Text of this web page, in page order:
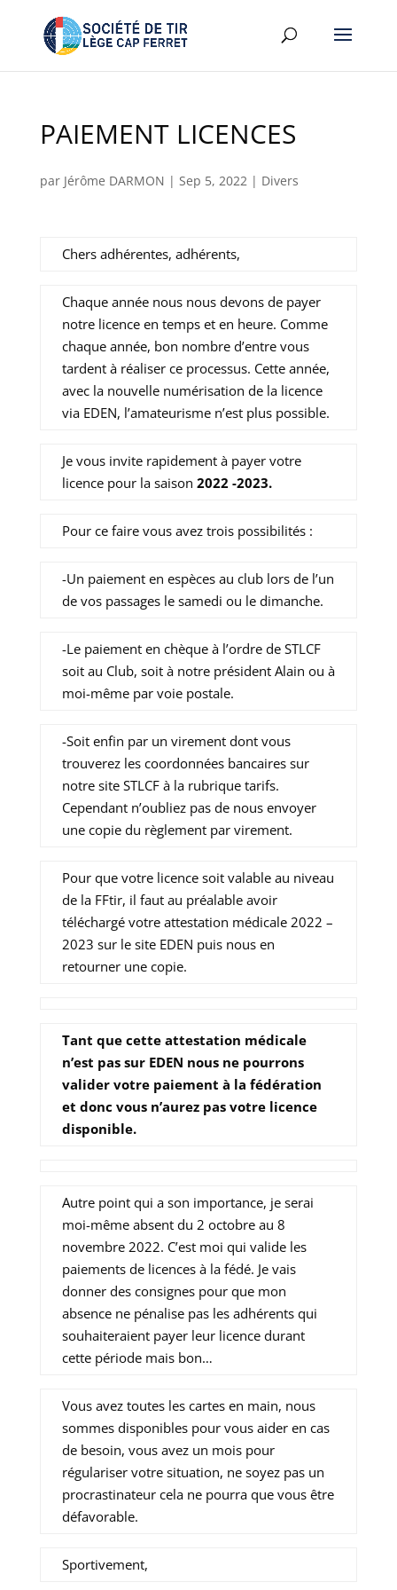
PAIEMENT LICENCES
par Jérôme DARMON | Sep 5, 2022| Divers
Chers adhérentes, adhérents,
Chaque année nous nous devons de payer
notre licence en temps et en heure. Comme
chaque année, bon nombre d’entre vous
tardent à réaliser ce processus. Cette année,
avec la nouvelle numérisation de la licence
via EDEN, l’amateurisme n’est plus possible.
Je vous invite rapidement à payer votre
licence pour la saison 2022 -2023.
Pour ce faire vous avez trois possibilités :
-Un paiement en espèces au club lors de l’un
de vos passages le samedi ou le dimanche.
-Le paiement en chèque à l’ordre de STLCF
soit au Club, soit à notre président Alain ou à
moi-même par voie postale.
-Soit enfin par un virement dont vous
trouverez les coordonnées bancaires sur
notre site STLCF à la rubrique tarifs.
Cependant n’oubliez pas de nous envoyer
une copie du règlement par virement.
Pour que votre licence soit valable au niveau
de la FFtir, il faut au préalable avoir
téléchargé votre attestation médicale 2022 –
2023 sur le site EDEN puis nous en
retourner une copie.
Tant que cette attestation médicale
n’est pas sur EDEN nous ne pourrons
valider votre paiement à la fédération
et donc vous n’aurez pas votre licence
disponible.
Autre point qui a son importance, je serai
moi-même absent du 2 octobre au 8
novembre 2022. C’est moi qui valide les
paiements de licences à la fédé. Je vais
donner des consignes pour que mon
absence ne pénalise pas les adhérents qui
souhaiteraient payer leur licence durant
cette période mais bon…
Vous avez toutes les cartes en main, nous
sommes disponibles pour vous aider en cas
de besoin, vous avez un mois pour
régulariser votre situation, ne soyez pas un
procrastinateur cela ne pourra que vous être
défavorable.
Sportivement,